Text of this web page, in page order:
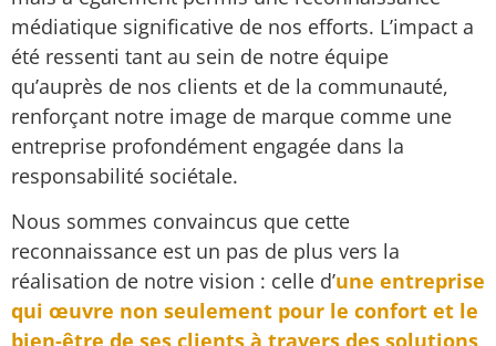
médiatique significative de nos efforts. L’impact a
été ressenti tant au sein de notre équipe
qu’auprès de nos clients et de la communauté,
renforçant notre image de marque comme une
entreprise profondément engagée dans la
responsabilité sociétale.
Nous sommes convaincus que cette
reconnaissance est un pas de plus vers la
réalisation de notre vision : celle d’une entreprise
qui œuvre non seulement pour le confort et le
bien-être de ses clients à travers des solutions